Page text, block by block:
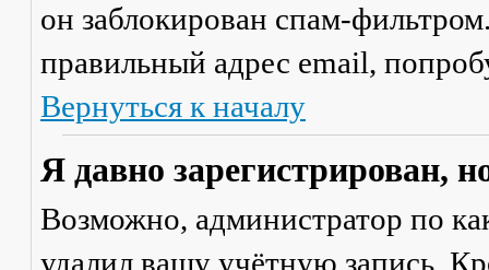
он заблокирован спам-
правильный адрес email,
Вернуться к началу
Я давно зарегистрирован,
Возможно, администратор по
удалил вашу учётную запись.